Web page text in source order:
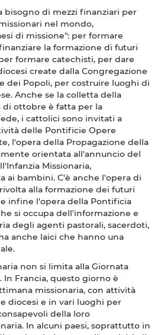
bisogno di mezzi finanziari per
nel mondo,
di missione": per formare
la formazione di futuri
formare catechisti, per dare
create dalla Congregazione
dei Popoli, per costruire luoghi di
Anche se la colletta della
ottobre è fatta per la
i cattolici sono invitati a
delle Pontificie Opere
l'opera della Propagazione della
orientata all'annuncio del
Missionaria,
ai bambini. C'è anche l'opera di
alla formazione dei futuri
infine l'opera della Pontificia
si occupa dell'informazione e
degli agenti pastorali, sacerdoti,
anche laici che hanno una
non si limita alla Giornata
In Francia, questo giorno è
missionaria, con attività
diocesi e in vari luoghi per
della loro
In alcuni paesi, soprattutto in